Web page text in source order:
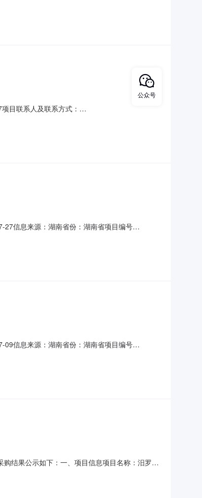
名称参数要求购买数量控制金额(元)意
目联系人及联系方式：
制金额(元)意向品牌汨罗湘夫人农业科技发展
27信息来源：湖南省份：湖南省项目编号
事项说明无
09信息来源：湖南省份：湖南省项目编号
让事项说明无
结果公示如下：一、项目信息项目名称：汨罗湘
农业农村发展有限公
公众号